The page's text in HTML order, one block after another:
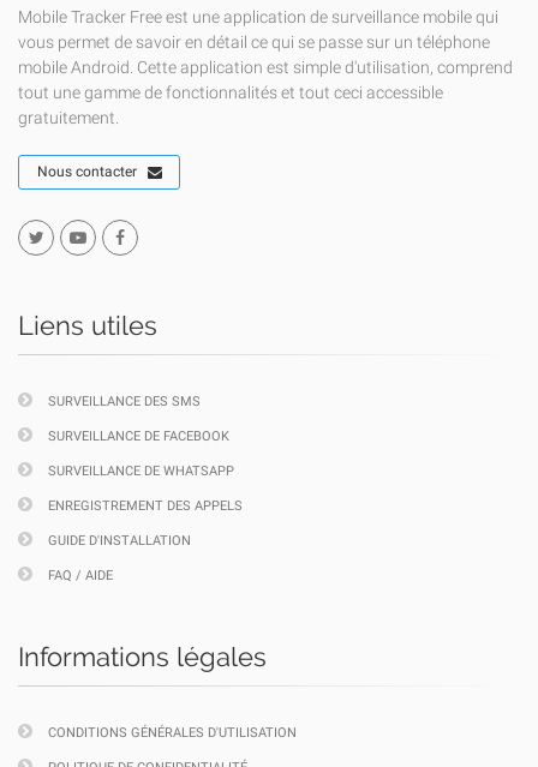
Mobile Tracker Free est une application de surveillance mobile qui
vous permet de savoir en détail ce qui se passe sur un téléphone
mobile Android. Cette application est simple d'utilisation, comprend
tout une gamme de fonctionnalités et tout ceci accessible
gratuitement.
Nous contacter
Liens utiles
SURVEILLANCE DES SMS
SURVEILLANCE DE FACEBOOK
SURVEILLANCE DE WHATSAPP
ENREGISTREMENT DES APPELS
GUIDE D'INSTALLATION
FAQ / AIDE
Informations légales
CONDITIONS GÉNÉRALES D'UTILISATION